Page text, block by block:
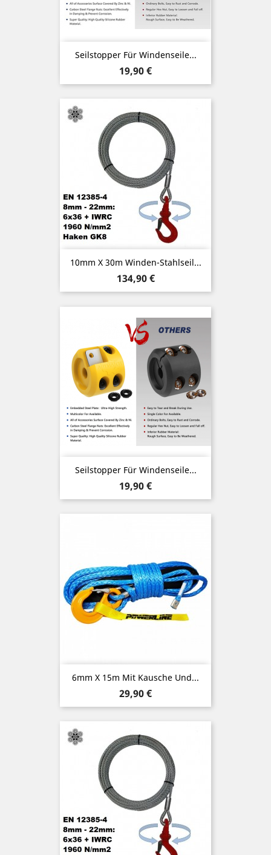
Seilstopper Für Windenseile...
Preis
19,90 €
10mm X 30m Winden-Stahlseil...
Preis
134,90 €
Seilstopper Für Windenseile...
Preis
19,90 €
6mm X 15m Mit Kausche Und...
Preis
29,90 €